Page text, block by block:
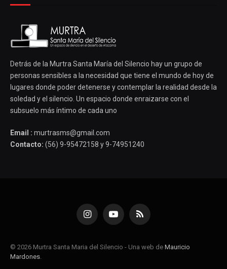
Detrás de la Murtra Santa María del Silencio hay un grupo de
personas sensibles a la necesidad que tiene el mundo de hoy de
lugares donde poder detenerse y contemplar la realidad desde la
soledad y el silencio. Un espacio donde enraizarse con el
subsuelo más íntimo de cada uno
Email : murtrasms@gmail.com
Contacto: (56) 9-95472158 y 9-74951240
InstagramYouTubeRSS
© 2026 Murtra Santa Maria del Silencio - Una web de Mauricio
Mardones.